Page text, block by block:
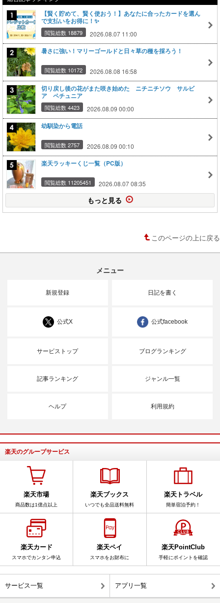
【賢く貯めて、賢く使おう！】あなたに合ったカードを選ん
で支払いをお得に！✨
閲覧総数 18879 2026.08.07 11:00
暑さに強い！マリーゴールドと日々草の種を採ろう！
閲覧総数 10172 2026.08.08 16:58
切り戻し後の花がまた咲き始めた ニチニチソウ サルビ
ア ペチュニア
閲覧総数 4423 2026.08.09 00:00
幼馴染から電話
閲覧総数 2757 2026.08.09 00:10
楽天ラッキーくじ一覧（PC版）
閲覧総数 11205451 2026.08.07 08:35
もっと見る
このページの上に戻る
メニュー
新規登録 日記を書く
公式X 公式facebook
サービストップ ブログランキング
記事ランキング ジャンル一覧
ヘルプ 利用規約
楽天のグループサービス
楽天市場
商品数は1億点以上
楽天ブックス
いつでも全品送料無料
楽天トラベル
簡単宿泊予約！
楽天カード
スマホでカンタン申込
楽天ペイ
スマホをお財布に
楽天PointClub
手軽にポイントを確認
サービス一覧 アプリ一覧